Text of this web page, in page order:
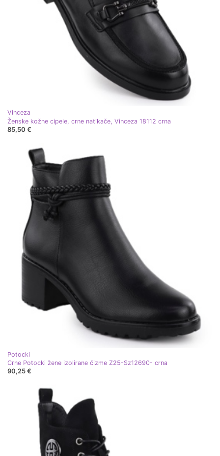
Vinceza
Ženske kožne cipele, crne natikače, Vinceza 18112 crna
85,50 €
Potocki
Crne Potocki žene izolirane čizme Z25-Sz12690- crna
90,25 €